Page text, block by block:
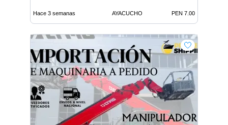
Hace 3 semanas AYACUCHO PEN 7.00